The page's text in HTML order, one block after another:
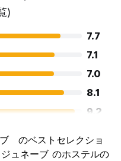
)
7.7
7.1
7.0
8.1
9.2
8.0
のベストセレクショ
ュネーブ のホステルの